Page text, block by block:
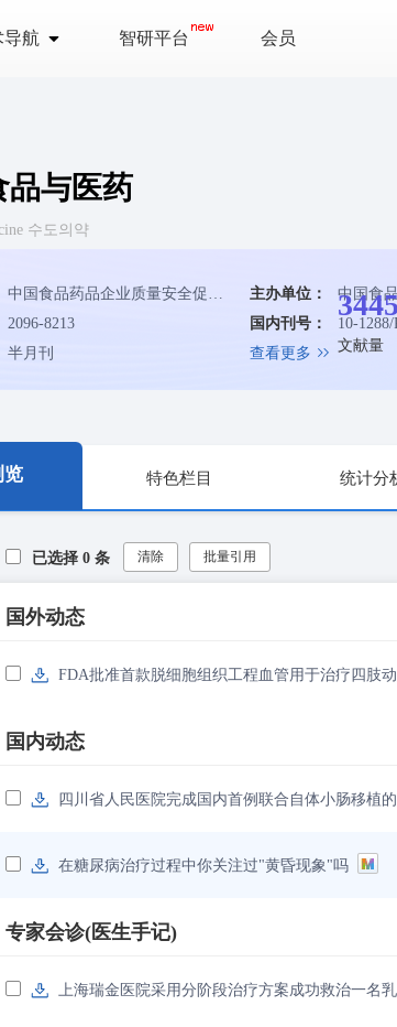
导航 智研平台 会员
品与医药
수도의약
中国食品药品企业质量安全促进会 主办单位：
中国食
2096-8213 国内刊号：
10-1288/
半月刊 查看更多 文献量
览 特色栏目 统计分
已选择 0 条 清除 批量引用
国外动态
FDA批准首款脱细胞组织工程血管用于治疗四肢
国内动态
四川省人民医院完成国内首例联合自体小肠移植
在糖尿病治疗过程中你关注过"黄昏现象"吗
专家会诊(医生手记)
上海瑞金医院采用分阶段治疗方案成功救治一名